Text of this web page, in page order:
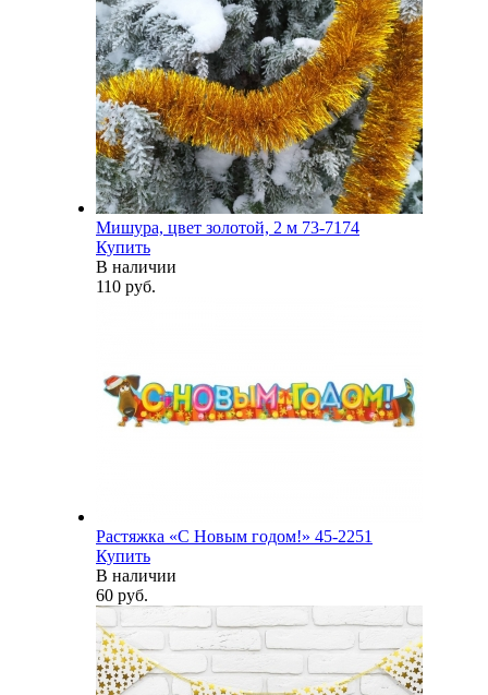
Мишура, цвет золотой, 2 м 73-7174
Купить
В наличии
110 руб.
Растяжка «С Новым годом!» 45-2251
Купить
В наличии
60 руб.